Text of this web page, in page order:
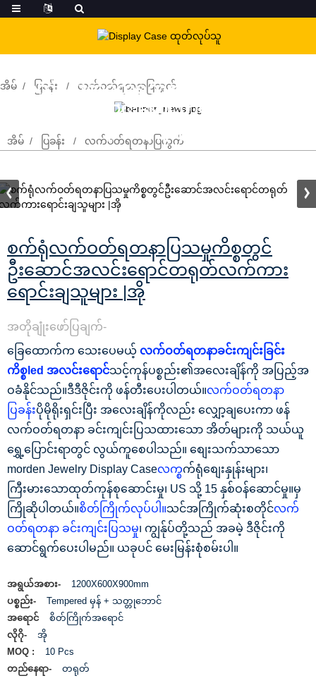
အိမ် ပြခန်း လက်ဝတ်ရတနာပြကွက်
စက်ရုံလက်ဝတ်ရတနာပြသမှုကိစ္စတွင်
ဦးဆောင်အလင်းရောင်တရုတ်လက်ကား
အိမ် ပြခန်း လက်ဝတ်ရတနာပြကွက်
စက်ရုံလက်ဝတ်ရတနာပြသမှုကိစ္စတွင်
ဦးဆောင်အလင်းရောင်တရုတ်လက်ကား
ရောင်းချသူများ |အို
အတိုချုံးဖော်ပြချက်-
ခြေထောက်က သေးပေမယ့် လက်ဝတ်ရတနာခင်းကျင်းခြင်း
ကိစ္စ led အလင်းရောင်သင့်ကုန်ပစ္စည်း၏အလေးချိန်ကို အပြည့်အ
ဝခံနိုင်သည်။ဒီဒီဇိုင်းကို ဖန်တီးပေးပါတယ်။လက်ဝတ်ရတနာ
ပြခန်းပိုမိုရိုးရှင်းပြီး အလေးချိန်ကိုလည်း လျှော့ချပေးကာ ဖန်
လက်ဝတ်ရတနာ ခင်းကျင်းပြသထားသော အိတ်များကို သယ်ယူ
ရွှေ့ပြောင်းရာတွင် လွယ်ကူစေပါသည်။ စျေးသက်သာသော
morden Jewelry Display Caseလက္စက်ရုံစျေးနှုန်းများ၊
ကြီးမားသောထုတ်ကုန်စုဆောင်းမှု၊ US သို့ 15 နှစ်ဝန်ဆောင်မှု။မှ
ကြိုဆိုပါတယ်။စိတ်ကြိုက်လုပ်ပါ။သင်အကြိုက်ဆုံးစတိုင်လက်
ဝတ်ရတနာ ခင်းကျင်းပြသမှု၊ ကျွန်ုပ်တို့သည် အခမဲ့ ဒီဇိုင်းကို
ဆောင်ရွက်ပေးပါမည်။ ယခုပင် မေးမြန်းစုံစမ်းပါ။
အရွယ်အစား-
1200X600X900mm
ပစ္စည်း-
Tempered မှန် + သတ္တုဘောင်
အရောင်
စိတ်ကြိုက်အရောင်
လိုဂို-
အို
MOQ :
10 Pcs
တည်နေရာ-
တရုတ်